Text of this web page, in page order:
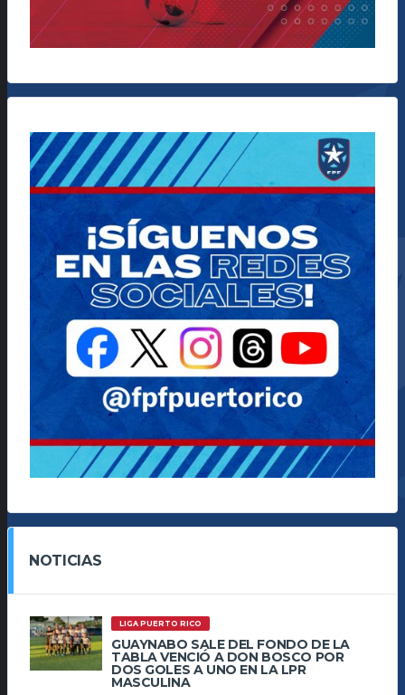
NOTICIAS
LIGA PUERTO RICO
GUAYNABO SALE DEL FONDO DE LA
TABLA VENCIÓ A DON BOSCO POR
DOS GOLES A UNO EN LA LPR
MASCULINA